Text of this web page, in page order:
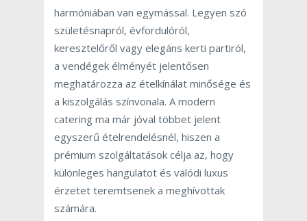
harmóniában van egymással. Legyen szó
születésnapról, évfordulóról,
keresztelőről vagy elegáns kerti partiról,
a vendégek élményét jelentősen
meghatározza az ételkínálat minősége és
a kiszolgálás színvonala. A modern
catering ma már jóval többet jelent
egyszerű ételrendelésnél, hiszen a
prémium szolgáltatások célja az, hogy
különleges hangulatot és valódi luxus
érzetet teremtsenek a meghívottak
számára.